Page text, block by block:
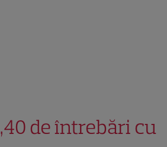
de întrebări cu